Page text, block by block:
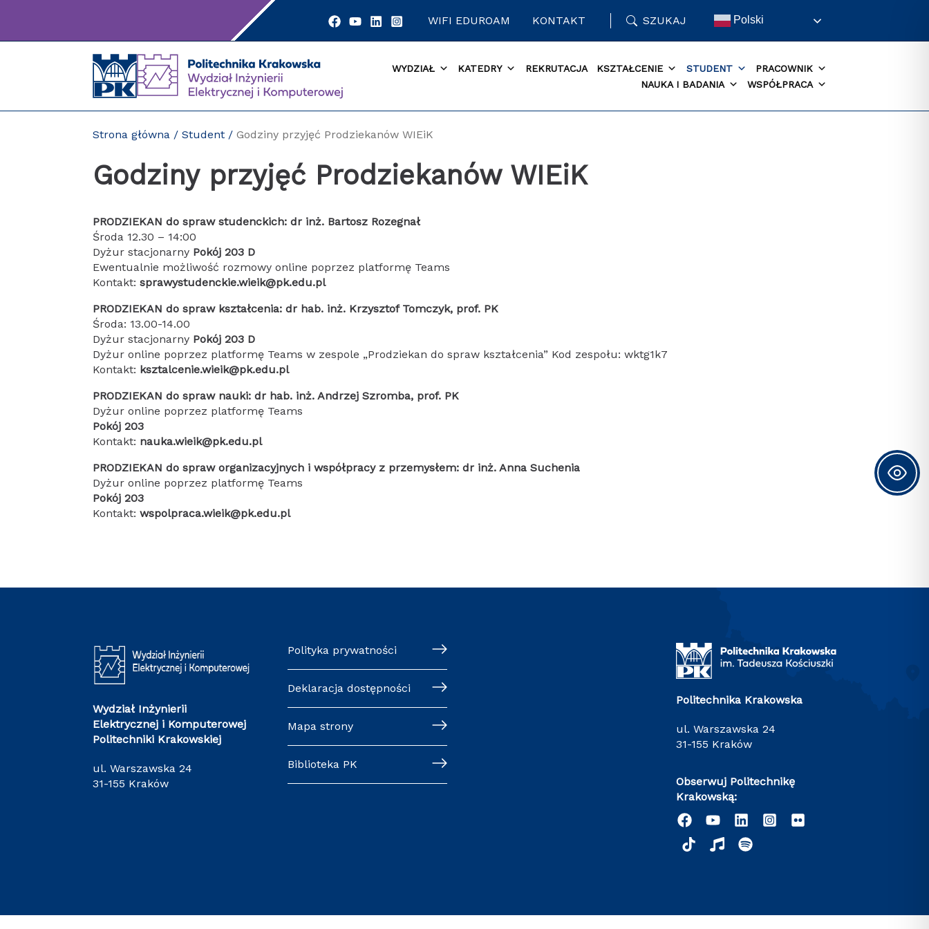
WIFI EDUROAM KONTAKT SZUKAJ Polski
WYDZIAŁ KATEDRY REKRUTACJA KSZTAŁCENIE STUDENT
PRACOWNIK
NAUKA I BADANIA
WSPÓŁPRACA
Strona główna /Student /Godziny przyjęć Prodziekanów WIEiK
Godziny przyjęć Prodziekanów WIEiK
PRODZIEKAN do spraw studenckich: dr inż. Bartosz Rozegnał
Środa 12.30 – 14:00
Dyżur stacjonarny Pokój 203 D
Ewentualnie możliwość rozmowy online poprzez platformę Teams
Kontakt:sprawystudenckie.wieik@pk.edu.pl
PRODZIEKAN do spraw kształcenia: dr hab. inż. Krzysztof Tomczyk, prof. PK
Środa: 13.00-14.00
Dyżur stacjonarny Pokój 203 D
Dyżur online poprzez platformę Teams w zespole „Prodziekan do spraw kształcenia” Kod zespołu: wktg1k7
Kontakt: ksztalcenie.wieik@pk.edu.pl
PRODZIEKAN do spraw nauki: dr hab. inż. Andrzej Szromba, prof. PK
Dyżur online poprzez platformę Teams
Pokój 203
Kontakt: nauka.wieik@pk.edu.pl
PRODZIEKAN do spraw organizacyjnych i współpracy z przemysłem: dr inż. Anna Suchenia
Dyżur online poprzez platformę Teams
Pokój 203
Kontakt:wspolpraca.wieik@pk.edu.pl
Wydział Inżynierii
Elektrycznej i Komputerowej
Politechniki Krakowskiej
ul. Warszawska 24
31-155 Kraków
Polityka prywatności
Deklaracja dostępności
Mapa strony
Biblioteka PK
Politechnika Krakowska
ul. Warszawska 24
31-155 Kraków
Obserwuj Politechnikę
Krakowską: